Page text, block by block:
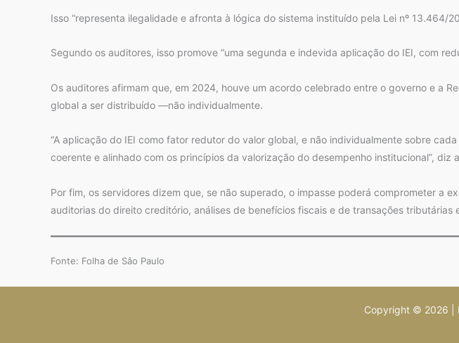
Isso “representa ilegalidade e afronta à lógica do sistema instituído pela Lei nº 13.464/
Segundo os auditores, isso promove “uma segunda e indevida aplicação do IEI, com
Os auditores afirmam que, em 2024, houve um acordo celebrado entre o governo e a
global a ser distribuído —não individualmente.
“A aplicação do IEI como fator redutor do valor global, e não individualmente sobre
coerente e alinhado com os princípios da valorização do desempenho institucional”,
Por fim, os servidores dizem que, se não superado, o impasse poderá comprometer a
auditorias do direito creditório, análises de benefícios fiscais e de transações tributárias
Fonte: Folha de Sâo Paulo
Copyright © 2026 |